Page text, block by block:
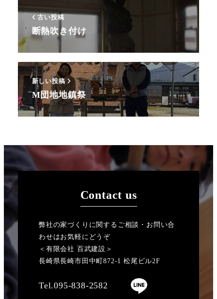
古い投稿
断熱吹き付け
新しい投稿
M団地地鎮祭
Contact us
弊社の家づくりに関するご相談・お問い合
わせはお気軽にどうぞ
＜有限会社 百武建設＞
長崎県長崎市田中町872-1 松尾ビル2F
Tel.095-838-2582